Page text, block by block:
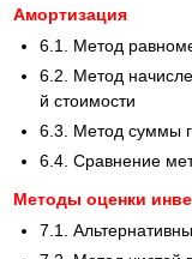
Амортизация
6.1. Метод
6.2. Метод
й стоимости
6.3. Метод суммы
6.4. Сравнение
Методы оценки
7.1.